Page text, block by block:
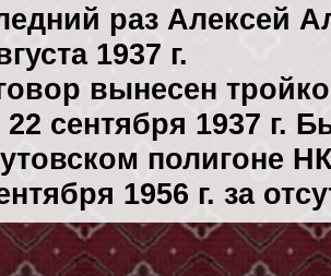
раз Алексей
1937 г.
вынесен
22 сентября 1937 г.
полигоне
1956 г. за